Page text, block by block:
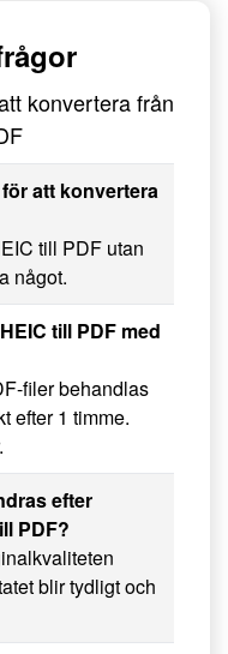
konvertera från
att konvertera
till PDF utan
något.
till PDF med
filer behandlas
efter 1 timme.
efter
PDF?
blir tydligt och